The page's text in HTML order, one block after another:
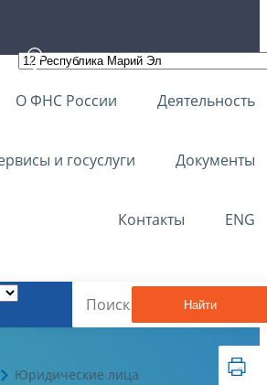
О ФНС России Деятельность
и госуслуги Документы
Контакты ENG
Найти
Юридические лица